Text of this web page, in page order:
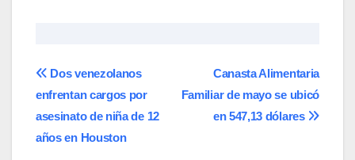
Navegación
de
entradas
Canasta Alimentaria
Familiar de mayo se ubicó
en 547,13 dólares
Dos venezolanos
enfrentan cargos por
asesinato de niña de 12
años en Houston